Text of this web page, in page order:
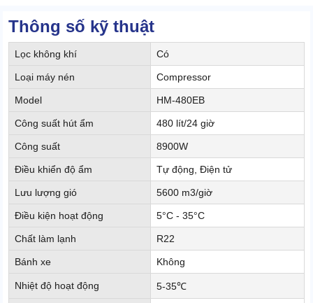
Thông số kỹ thuật
Lọc không khí Có
Loại máy nén Compressor
Model HM-480EB
Công suất hút ẩm 480 lít/24 giờ
Công suất 8900W
Điều khiển độ ẩm Tự động, Điện tử
Lưu lượng gió 5600 m3/giờ
Điều kiện hoạt động 5°C - 35°C
Chất làm lạnh R22
Bánh xe Không
Nhiệt độ hoạt động 5-35℃